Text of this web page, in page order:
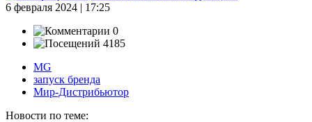
6 февраля 2024 | 17:25
0
4185
MG
запуск бренда
Мир-Дистрибьютор
Новости по теме: